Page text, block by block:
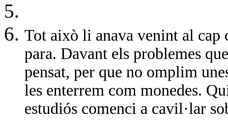
Tot això li anava venint al cap
para. Davant els problemes
pensat, per que no omplim
les enterrem com monedes.
estudiós comenci a cavil·lar